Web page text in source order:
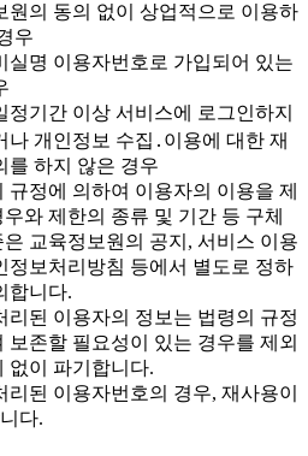
원의 동의 없이 상업적으로 이용하
우
실명 이용자번호로 가입되어 있는
정기간 이상 서비스에 로그인하지
나 개인정보 수집․이용에 대한 재
를 하지 않은 경우
정에 의하여 이용자의 이용을 제
와 제한의 종류 및 기간 등 구체
은 교육정보원의 공지, 서비스 이용
정보처리방침 등에서 별도로 정하
합니다.
된 이용자의 정보는 법령의 규정
보존할 필요성이 있는 경우를 제외
없이 파기합니다.
된 이용자번호의 경우, 재사용이
다.